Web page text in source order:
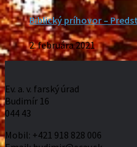
Biblický príhovor –
2. februára 2021
Ev. a. v. farský úrad
Budimír 16
044 43
Mobil: +421 918 828 006